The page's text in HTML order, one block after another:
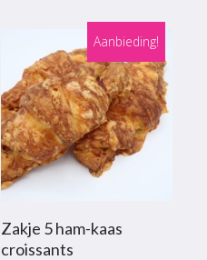
Aanbieding!
Toevoegen Aan
Winkelwagen
Zakje 5 ham-kaas
croissants